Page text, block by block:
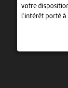
votre
l'intérêt porté à